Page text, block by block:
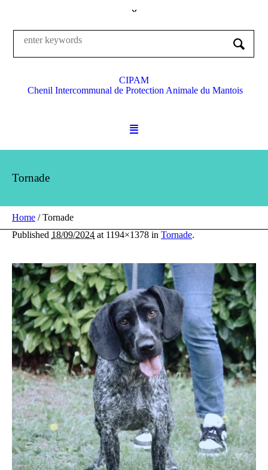
CIPAM
Chenil Intercommunal de Protection Animale du Mantois
Tornade
Home /Tornade
Published 18/09/2024 at 1194×1378 in Tornade.